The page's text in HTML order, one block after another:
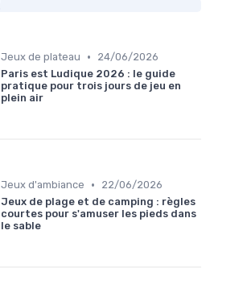
Jeux de plateau •
24/06/2026
Paris est Ludique 2026 : le guide
pratique pour trois jours de jeu en
plein air
Jeux d'ambiance •
22/06/2026
Jeux de plage et de camping : règles
courtes pour s'amuser les pieds dans
le sable